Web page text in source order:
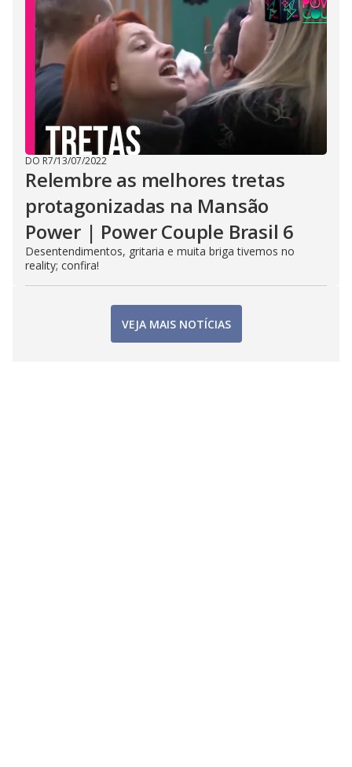
DO R7/13/07/2022
Relembre as melhores tretas
protagonizadas na Mansão
Power | Power Couple Brasil 6
Desentendimentos, gritaria e muita briga tivemos no
reality; confira!
VEJA MAIS NOTÍCIAS